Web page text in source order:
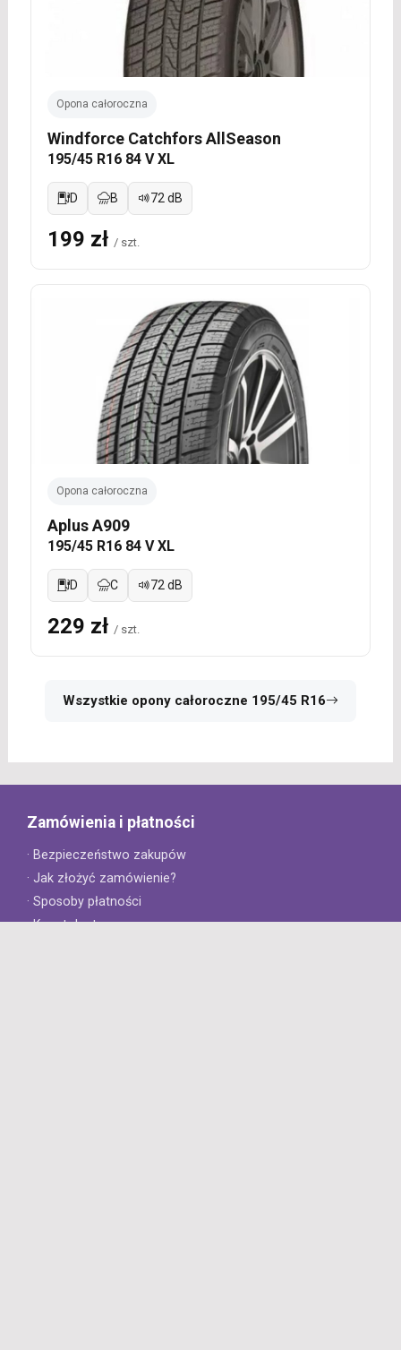
Opona całoroczna
Windforce Catchfors AllSeason
195/45 R16 84 V XL
D B 72 dB
199 zł / szt.
Opona całoroczna
Aplus A909
195/45 R16 84 V XL
D C 72 dB
229 zł / szt.
Wszystkie opony całoroczne 195/45 R16
Zamówienia i płatności
· Bezpieczeństwo zakupów
· Jak złożyć zamówienie?
· Sposoby płatności
· Koszt dostawy